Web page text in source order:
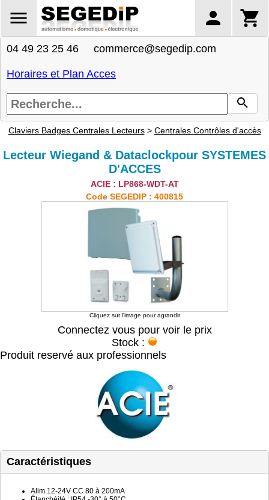
04 49 23 25 46 commerce@segedip.com
Horaires et Plan Acces
Claviers Badges Centrales Lecteurs> Centrales Contrôles d'accès
Lecteur Wiegand & Dataclockpour SYSTEMES
D'ACCES
ACIE : LP868-WDT-AT
Code SEGEDIP : 400815
Cliquez sur l'image pour agrandir
Connectez vous pour voir le prix
Stock :
Produit reservé aux professionnels
Caractéristiques
Alim 12-24V CC 80 à 200mA